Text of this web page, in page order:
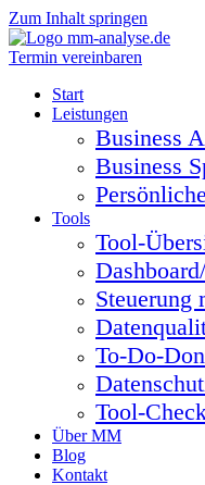
Zum Inhalt springen
Termin vereinbaren
Start
Leistungen
Business
Business
Tools
Tool-
To-Do-
Tool-
Über MM
Blog
Kontakt